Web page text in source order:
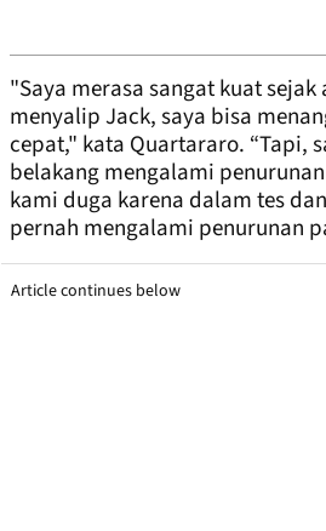
"Saya merasa sangat kuat
menyalip Jack, saya bisa
cepat," kata Quartararo. “Tapi,
belakang mengalami
kami duga karena dalam tes
pernah mengalami penurunan
Article continues below